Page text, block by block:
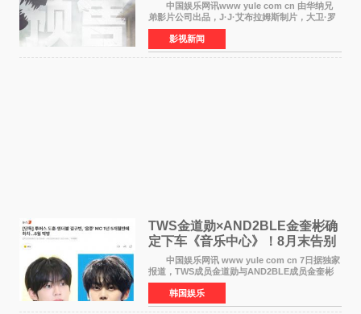
中国娱乐网讯www yule com cn 由华纳兄
弟影片公司出品，J·J·艾布拉姆斯制片，大卫·罗
伯特·米切尔执导，好莱坞巨星安妮·海瑟薇和伊万
·麦克格雷格领衔主演的2026暑期惊悚冒险大片
《逃出绝
影视新闻
TWS金道勋×AND2BLE金奎彬确
定下车《音乐中心》！8月末告别
MC席位
中国娱乐网讯 www yule com cn 7日据独家
报道，TWS成员金道勋与AND2BLE成员金奎彬
将于8月离开《音乐中心》MC的位置。 金道
勋与金奎彬于去年3月与H2H A-NA一起被选为
《音乐中心》MC，约1
韩国娱乐